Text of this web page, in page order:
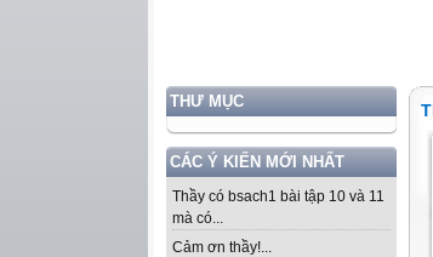
THƯ MỤC
CÁC Ý KIẾN MỚI NHẤT
Thầy có bsach1 bài tập 10 và 11
mà có...
Cảm ơn thầy!...